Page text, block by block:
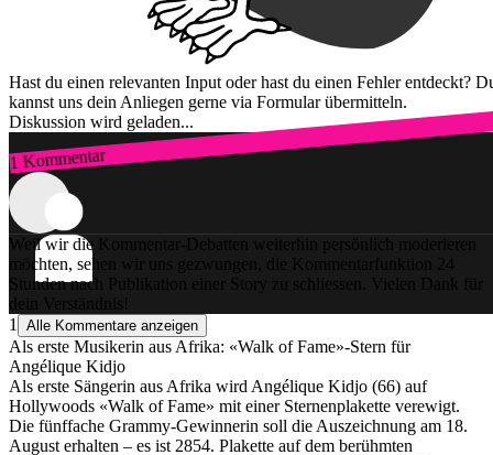
Hast du einen relevanten Input oder hast du einen Fehler entdeckt?
kannst uns dein Anliegen gerne via Formular übermitteln.
Diskussion wird geladen...
1 Kommentar
Zum Login
Weil wir die Kommentar-Debatten weiterhin persönlich moderieren
möchten, sehen wir uns gezwungen, die Kommentarfunktion 24
Stunden nach Publikation einer Story zu schliessen. Vielen Dank für
dein Verständnis!
1
Alle Kommentare anzeigen
Als erste Musikerin aus Afrika: «Walk of Fame»-Stern für
Angélique Kidjo
Als erste Sängerin aus Afrika wird Angélique Kidjo (66) auf
Hollywoods «Walk of Fame» mit einer Sternenplakette verewigt.
Die fünffache Grammy-Gewinnerin soll die Auszeichnung am 18.
August erhalten – es ist 2854. Plakette auf dem berühmten